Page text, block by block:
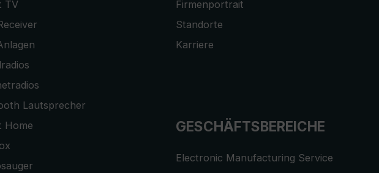
TV
Lautsprecher
Home
Firmenportrait
Standorte
Karriere
GESCHÄFTSBEREICHE
Electronic Manufacturing Service